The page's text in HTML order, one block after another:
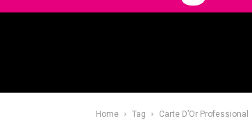
Home Tag Carte D’Or Professional